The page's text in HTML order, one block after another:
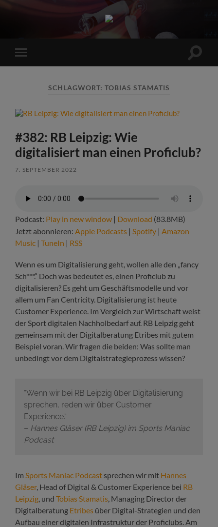
Sports
Maniac
Mobile-
Menü
SCHLAGWORT: TOBIAS STAMATIS
#382: RB Leipzig: Wie
digitalisiert man einen Proficlub?
7. SEPTEMBER 2022
Podcast: Play in new window | Download (83.8MB)
Jetzt abonnieren:Apple Podcasts |Spotify |Amazon
Music |TuneIn | RSS
Wenn es um Digitalisierung geht, wollen alle den „fancy
Sch***.“ Doch was bedeutet es, einen Proficlub zu
digitalisieren? Es geht um Geschäftsmodelle und vor
allem um Fan Centricity. Digitalisierung ist heute
Customer Experience. Im Vergleich zur Wirtschaft weist
der Sport digitalen Nachholbedarf auf. RB Leipzig geht
gemeinsam mit der Digitalberatung Etribes mit gutem
Beispiel voran. Wir fragen die beiden: Was sollte man
unbedingt vor dem Digitalstrategieprozess wissen?
“Wenn wir bei RB Leipzig über Digitalisierung
sprechen, reden wir über Customer
Experience.“
– Hannes Gläser (RB Leipzig) im Sports Maniac
Podcast
Im Sports Maniac Podcast sprechen wir mit Hannes
Gläser, Head of Digital & Customer Experience bei RB
Leipzig , undTobias Stamatis , Managing Director der
Digitalberatung Etribes über Digital-Strategien und den
Aufbau einer digitalen Infrastruktur der Proficlubs. Am